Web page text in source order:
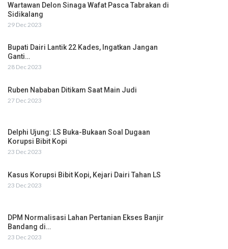
Wartawan Delon Sinaga Wafat Pasca Tabrakan di
Sidikalang
29 Dec 2023
Bupati Dairi Lantik 22 Kades, Ingatkan Jangan
Ganti…
28 Dec 2023
Ruben Nababan Ditikam Saat Main Judi
27 Dec 2023
Delphi Ujung: LS Buka-Bukaan Soal Dugaan
Korupsi Bibit Kopi
23 Dec 2023
Kasus Korupsi Bibit Kopi, Kejari Dairi Tahan LS
23 Dec 2023
DPM Normalisasi Lahan Pertanian Ekses Banjir
Bandang di…
23 Dec 2023